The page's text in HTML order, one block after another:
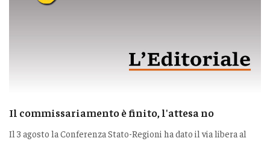
Il commissariamento è finito, l'attesa no
Il 3 agosto la Conferenza Stato-Regioni ha dato il via libera al